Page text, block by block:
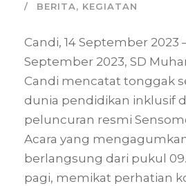
BERITA, KEGIATAN
Candi, 14 September 2023
September 2023, SD
Candi mencatat tonggak
dunia pendidikan inklusif
peluncuran resmi
Acara yang
berlangsung dari pukul
pagi, memikat perhatian